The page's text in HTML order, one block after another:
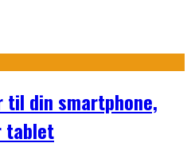
til din smartphone,
tablet